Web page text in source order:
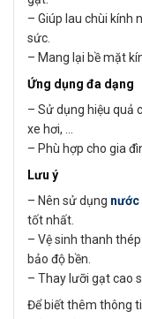
– Giúp lau chùi kính
sức.
– Mang lại bề mặt
Ứng dụng đa dạng
– Sử dụng hiệu quả
xe hơi, …
– Phù hợp cho gia
Lưu ý
– Nên sử dụng nước
tốt nhất.
– Vệ sinh thanh
bảo độ bền.
– Thay lưỡi gạt cao
Để biết thêm thông